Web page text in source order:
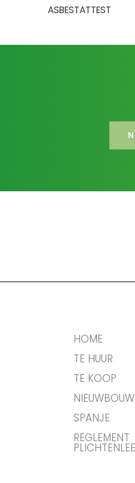
ASBESTATTEST
HOME
TE HUUR
TE KOOP
NIEUWBOUW
SPANJE
REGLEMENT